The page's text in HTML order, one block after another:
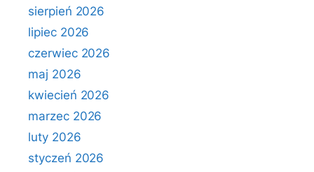
sierpień 2026
lipiec 2026
czerwiec 2026
maj 2026
kwiecień 2026
marzec 2026
luty 2026
styczeń 2026